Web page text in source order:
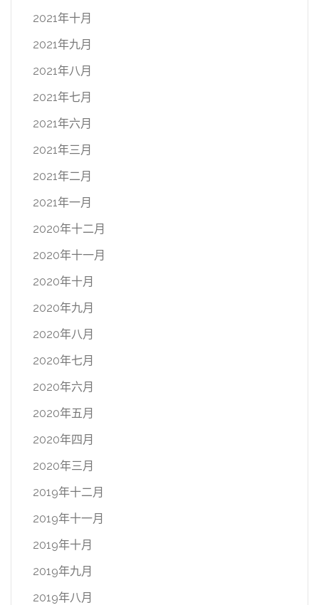
2021年十月
2021年九月
2021年八月
2021年七月
2021年六月
2021年三月
2021年二月
2021年一月
2020年十二月
2020年十一月
2020年十月
2020年九月
2020年八月
2020年七月
2020年六月
2020年五月
2020年四月
2020年三月
2019年十二月
2019年十一月
2019年十月
2019年九月
2019年八月